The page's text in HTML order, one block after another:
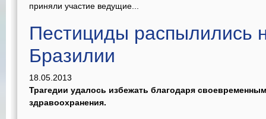
приняли участие ведущие...
Пестициды распылились
Бразилии
18.05.2013
Трагедии удалось избежать благодаря
здравоохранения.